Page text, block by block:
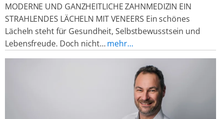
MODERNE UND GANZHEITLICHE ZAHNMEDIZIN EIN
STRAHLENDES LÄCHELN MIT VENEERS Ein schönes
Lächeln steht für Gesundheit, Selbstbewusstsein und
Lebensfreude. Doch nicht…mehr…